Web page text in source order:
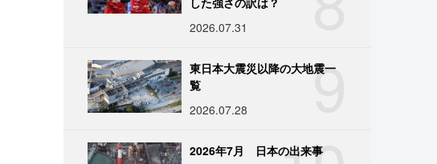
2026.07.31
9
東日本大震災以降の大地震一
覧
2026.07.28
2026年7月 日本の出来事